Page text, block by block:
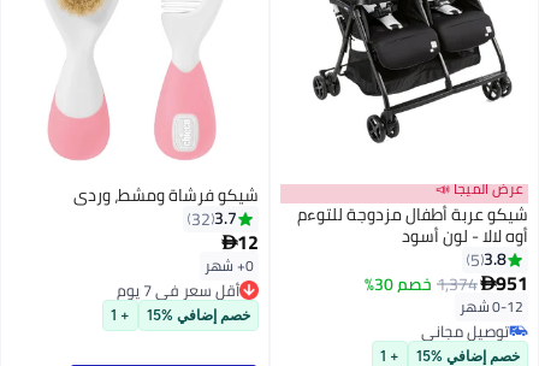
عرض الميجا 📣
شيكو عربة أطفال مزدوجة للتوءم
أوه لالا - لون أسود
3.8
5
951
1,374خصم 30%
0-12 شهر
توصيل مجاني
توصيل مجاني
خصم إضافي %15 + 1
شيكو فرشاة ومشط، وردي
3.7
32
12
0+ شهر
أقل سعر في 7 يوم
أقل سعر في 7 يوم
خصم إضافي %15 + 1